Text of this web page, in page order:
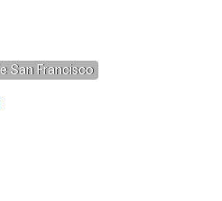
San Francisco